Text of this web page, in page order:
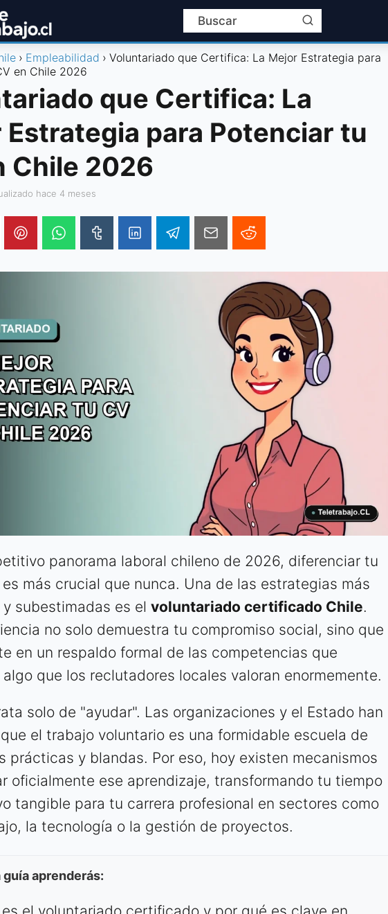
Empleabilidad
Voluntariado que Certifica: La Mejor Estrategia para
en Chile 2026
que Certifica: La
Estrategia para Potenciar tu
Chile 2026
hace 4 meses
panorama laboral chileno de 2026, diferenciar tu
más crucial que nunca. Una de las estrategias más
subestimadas es el voluntariado certificado Chile.
no solo demuestra tu compromiso social, sino que
en un respaldo formal de las competencias que
que los reclutadores locales valoran enormemente.
solo de "ayudar". Las organizaciones y el Estado han
el trabajo voluntario es una formidable escuela de
prácticas y blandas. Por eso, hoy existen mecanismos
oficialmente ese aprendizaje, transformando tu tiempo
tangible para tu carrera profesional en sectores como
la tecnología o la gestión de proyectos.
guía aprenderás: